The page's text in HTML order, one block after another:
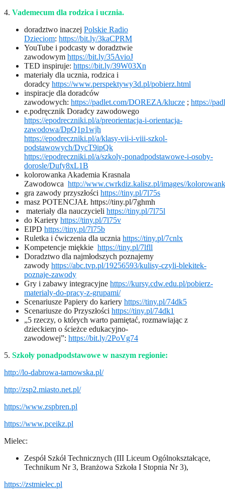
4. Vademecum dla rodzica i ucznia.
doradztwo inaczej Polskie Radio
Dzieciom: https://bit.ly/3kaCPRM
YouTube i podcasty w doradztwie
zawodowym https://bit.ly/35AvioJ
TED inspiruje: https://bit.ly/39W03Xn
materiały dla ucznia, rodzica i
doradcy https://www.perspektywy3d.pl/pobierz.html
inspiracje dla doradców
zawodowych: https://padlet.com/DOREZA/klucze ; https://
e.podręcznik Doradcy zawodowego
https://epodreczniki.pl/a/preorientacja-i-orientacja-
zawodowa/DpQ1p1wjh
https://epodreczniki.pl/a/klasy-vii-i-viii-szkol-
podstawowych/DycT9ipQk
https://epodreczniki.pl/a/szkoly-ponadpodstawowe-i-osoby-
dorosle/Dufy8xL1B
kolorowanka Akademia Krasnala
Zawodowca http://www.cwrkdiz.kalisz.pl/images//
gra zawody przyszłości https://tiny.pl/7l75s
masz POTENCJAŁ https://tiny.pl/7ghmh
materiały dla nauczycieli https://tiny.pl/7l75l
do Kariery https://tiny.pl/7l75v
EIPD https://tiny.pl/7l75b
Ruletka i ćwiczenia dla ucznia https://tiny.pl/7cnlx
Kompetencje miękkie https://tiny.pl/7lfll
Doradztwo dla najmłodszych poznajemy
zawody https://abc.tvp.pl/19256593/kulisy-czyli-blekitek-
poznaje-zawody
Gry i zabawy integracyjne https://kursy.cdw.edu.pl/pobierz-
materialy-do-pracy-z-grupami/
Scenariusze Papiery do kariery https://tiny.pl/74dk5
Scenariusze do Przyszłości https://tiny.pl/74dk1
„5 rzeczy, o których warto pamiętać, rozmawiając z
dzieckiem o ścieżce edukacyjno-
zawodowej”: https://bit.ly/2PoVg74
5. Szkoły ponadpodstawowe w naszym regionie:
http://lo-dabrowa-tarnowska.pl/
http://zsp2.miasto.net.pl/
https://www.zspbren.pl
https://www.pceikz.pl
Mielec:
Zespół Szkół Technicznych (III Liceum Ogólnokształcące,
Technikum Nr 3, Branżowa Szkoła I Stopnia Nr 3),
https://zstmielec.pl